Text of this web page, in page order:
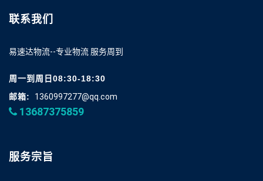
联系我们
易速达物流--专业物流 服务周到
周一到周日08:30-18:30
邮箱:
1360997277@qq.com
13687375859
服务宗旨